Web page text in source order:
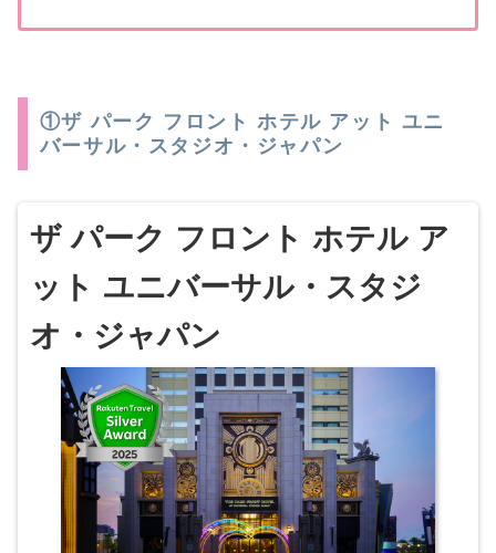
①ザ パーク フロント ホテル アット ユニ
バーサル・スタジオ・ジャパン
ザ パーク フロント ホテル ア
ット ユニバーサル・スタジ
オ・ジャパン